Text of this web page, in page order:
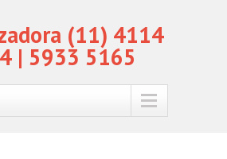
(11) 4114
| 5933 5165